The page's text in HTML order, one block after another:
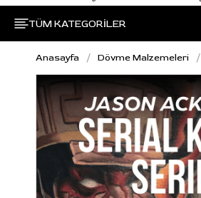
TÜM KATEGORİLER
Anasayfa Dövme Malzemeleri